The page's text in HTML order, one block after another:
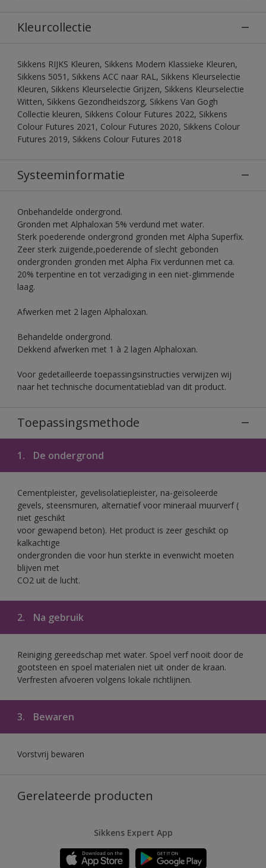
Kleurcollectie
Sikkens RIJKS Kleuren, Sikkens Modern Klassieke Kleuren,
Sikkens 5051, Sikkens ACC naar RAL, Sikkens Kleurselectie
Kleuren, Sikkens Kleurselectie Grijzen, Sikkens Kleurselectie
Witten, Sikkens Gezondheidszorg, Sikkens Van Gogh
Collectie kleuren, Sikkens Colour Futures 2022, Sikkens
Colour Futures 2021, Colour Futures 2020, Sikkens Colour
Futures 2019, Sikkens Colour Futures 2018
Systeeminformatie
Onbehandelde ondergrond.
Gronden met Alphaloxan 5% verdund met water.
Sterk poederende ondergrond gronden met Alpha Superfix.
Zeer sterk zuigende,poederende of slecht gebonden
ondergronden gronden met Alpha Fix verdunnen met ca.
20% terpentine en tot verzadiging in een niet-glimmende
laag.
Afwerken met 2 lagen Alphaloxan.
Behandelde ondergrond.
Dekkend afwerken met 1 à 2 lagen Alphaloxan.
Voor gedetailleerde toepassingsinstructies verwijzen wij
naar het technische documentatieblad van dit product.
Toepassingsmethode
1. De ondergrond
Cementpleister, gevelisolatiepleister, na-geïsoleerde
gevels, steensmuren, alternatief voor mineraal muurverf (
niet geschikt
voor gewapend beton). Het product is zeer geschikt op
kalkachtige
ondergronden die voor hun sterkte in evenwicht moeten
blijven met
CO2 uit de lucht.
2. Na gebruik
Reiniging gereedschap met water. Spoel verf nooit door de
gootsteen en spoel materialen niet uit onder de kraan.
Verfresten afvoeren volgens lokale richtlijnen.
3. Bewaren
Vorstvrij bewaren
Gerelateerde producten
Sikkens Expert App